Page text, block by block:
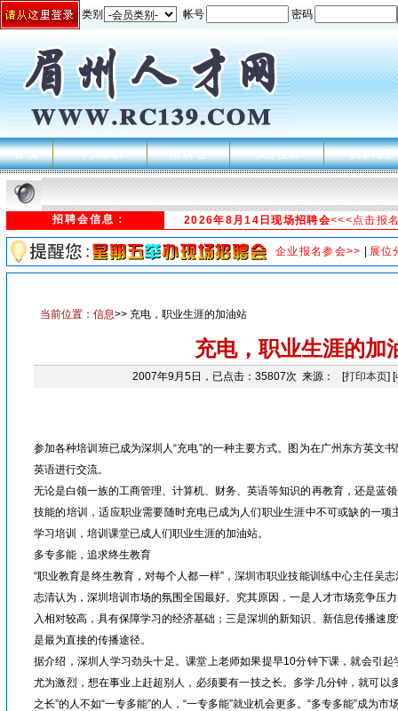
类别 帐号 密码
首 页 个人求职 招 聘 会 人才搜索 人事代理
招聘会信息： 2026年8月14日现场招聘会<<<点击报
企业报名参会>> 展位
当前位置： 信息>> 充电，职业生涯的加油站
充电，职业生涯的加
2007年9月5日，已点击：35807次 来源： [打印本页] [
参加各种培训班已成为深圳人“充电”的一种主要方式。图为在广州东方英文
英语进行交流。
无论是白领一族的工商管理、计算机、财务、英语等知识的再教育，还是蓝
技能的培训，适应职业需要随时充电已成为人们职业生涯中不可或缺的一
学习培训，培训课堂已成人们职业生涯的加油站。
多专多能，追求终生教育
“职业教育是终生教育，对每个人都一样”，深圳市职业技能训练中心主任吴
志清认为，深圳培训市场的氛围全国最好。究其原因，一是人才市场竞争压
入相对较高，具有保障学习的经济基础；三是深圳的新知识、新信息传播速
是最为直接的传播途径。
据介绍，深圳人学习劲头十足。课堂上老师如果提早10分钟下课，就会引
尤为激烈，想在事业上赶超别人，必须要有一技之长。多学几分钟，就可以
之长”的人不如“一专多能”的人，“一专多能”就业机会更多。“多专多能”成为